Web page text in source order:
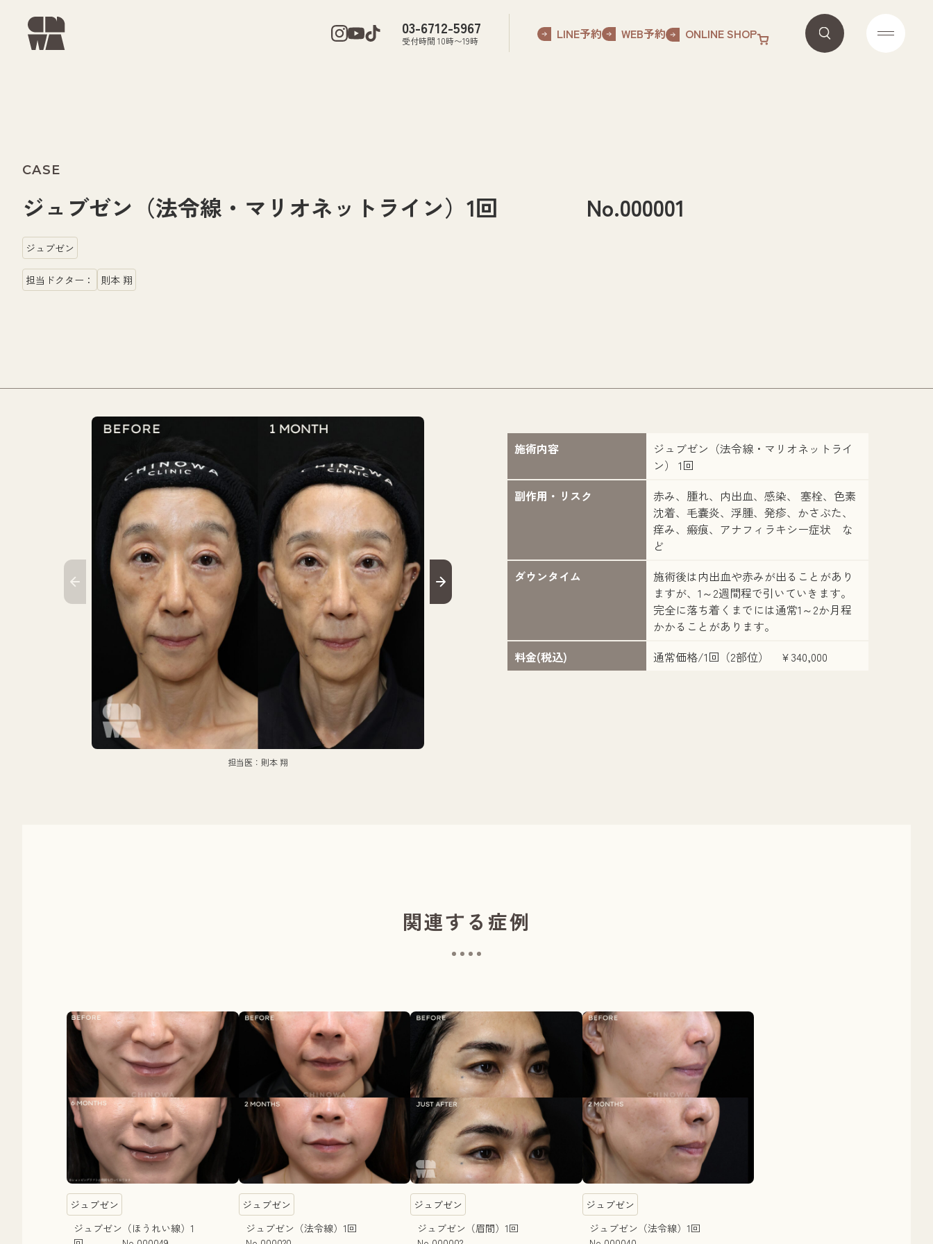
03-6712-5967
受付時間 10時〜19時 LINE予約 WEB予約 ONLINE SHOP
CASE
ジュブゼン（法令線・マリオネットライン）1回 No.000001
ジュブゼン
担当ドクター： 則本 翔
担当医：則本 翔
施術内容
ジュブゼン（法令線・マリオネットライ
ン） 1回
副作用・リスク
赤み、腫れ、内出血、感染、 塞栓、色素
沈着、毛嚢炎、浮腫、発疹、かさぶた、
痒み、瘢痕、アナフィラキシー症状 な
ど
ダウンタイム
施術後は内出血や赤みが出ることがあり
ますが、1～2週間程で引いていきます。
完全に落ち着くまでには通常1～2か月程
かかることがあります。
料金(税込)
通常価格/1回（2部位） ¥340,000
関連する症例
ジュブゼン
ジュブゼン（ほうれい線）1
ジュブゼン
ジュブゼン（法令線）1回
ジュブゼン
ジュブゼン（眉間）1回
ジュブゼン
ジュブゼン（法令線）1回